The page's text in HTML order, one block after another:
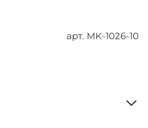
арт. MK-1026-10